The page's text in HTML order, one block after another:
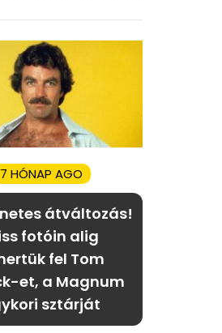
7 HÓNAP AGO
átváltozás!
fotóin alig
fel Tom
et, a Magnum
sztárját